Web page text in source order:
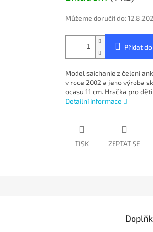
Můžeme doručit do:
Přidat
Model saichanie z čeleni
v roce 2002 a jeho výroba
ocasu 11 cm. Hračka pro děti
Detailní informace
TISK ZEPTAT SE